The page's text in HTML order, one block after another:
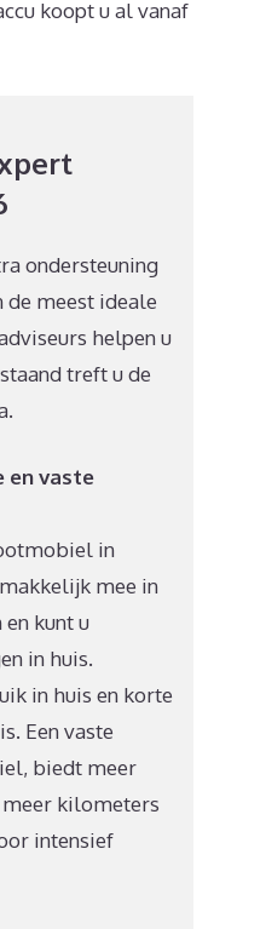
koopt u al vanaf
ondersteuning
de meest ideale
helpen u
treft u de
en vaste
in
mee in
kunt u
in huis.
in huis en korte
Een vaste
biedt meer
kilometers
intensief